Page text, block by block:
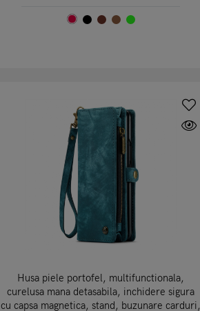
Husa piele portofel, multifunctionala,
curelusa mana detasabila, inchidere sigura
cu capsa magnetica, stand, buzunare carduri,